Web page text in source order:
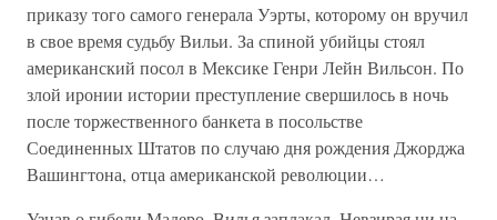
приказу того самого генерала Уэрты, которому он вручил
в свое время судьбу Вильи. За спиной убийцы стоял
американский посол в Мексике Генри Лейн Вильсон. По
злой иронии истории преступление свершилось в ночь
после торжественного банкета в посольстве
Соединенных Штатов по случаю дня рождения Джорджа
Вашингтона, отца американской революции…